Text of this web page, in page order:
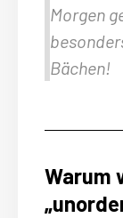
Morgen
Bächen!
Warum